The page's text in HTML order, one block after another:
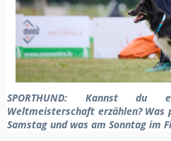
SPORTHUND: Kannst du
Weltmeisterschaft erzählen?
Samstag und was am Sonntag im